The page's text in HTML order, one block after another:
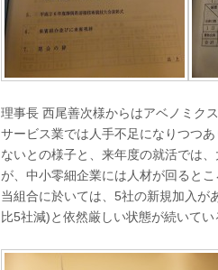
理事長 西尾善次様からはアベノミク
サービス業では人手不足になりつつ
ないとの様子と、来年度の就活では
が、中小零細企業には人材が回ると
当組合に於いては、5社の新規加入
比5社減)と依然厳しい状態が続いてい